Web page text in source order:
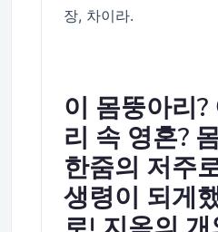
장, 차이라.
이 몸뚱아리
리 속 영혼?
한줌의 저주
생령이 되게